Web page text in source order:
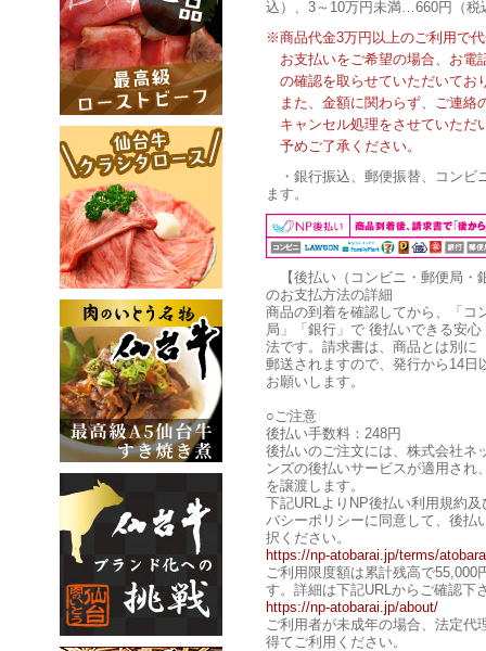
込）、3～10万円未満…660円（税
※商品代金3万円以上のご利用で
お支払いをご希望の場合、お電
の確認を取らせていただいてお
また、金額に関わらず、ご連絡
キャンセル処理をさせていただ
予めご了承ください。
・銀行振込、郵便振替、コンビ
ます。
【後払い（コンビニ・郵便局・
のお支払方法の詳細
商品の到着を確認してから、「コ
局」「銀行」で 後払いできる安
法です。請求書は、商品とは別に
郵送されますので、発行から14日
お願いします。
○ご注意
後払い手数料：248円
後払いのご注文には、株式会社ネ
ンズの後払いサービスが適用され
を譲渡します。
下記URLよりNP後払い利用規約
バシーポリシーに同意して、後払
択ください。
https://np-atobarai.jp/terms/
ご利用限度額は累計残高で55,000
す。詳細は下記URLからご確認下
https://np-atobarai.jp/about/
ご利用者が未成年の場合、法定代
得てご利用ください。